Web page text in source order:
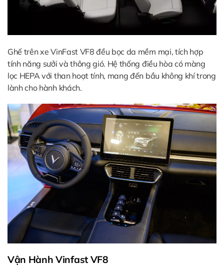
Ghế trên xe VinFast VF8 đều bọc da mềm mại, tích hợp
tính năng sưởi và thông gió. Hệ thống điều hòa có màng
lọc HEPA với than hoạt tính, mang đến bầu không khí trong
lành cho hành khách.
Vận Hành Vinfast VF8